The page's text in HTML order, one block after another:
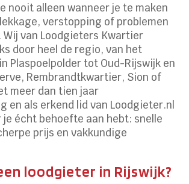
nooit alleen wanneer je te maken
verstopping of problemen
Wij van Loodgieters Kwartier
door heel de regio, van het
Plaspoelpolder tot Oud-Rijswijk en
Rembrandtkwartier, Sion of
meer dan tien jaar
en als erkend lid van Loodgieter.nl
écht behoefte aan hebt: snelle
prijs en vakkundige
loodgieter in Rijswijk?